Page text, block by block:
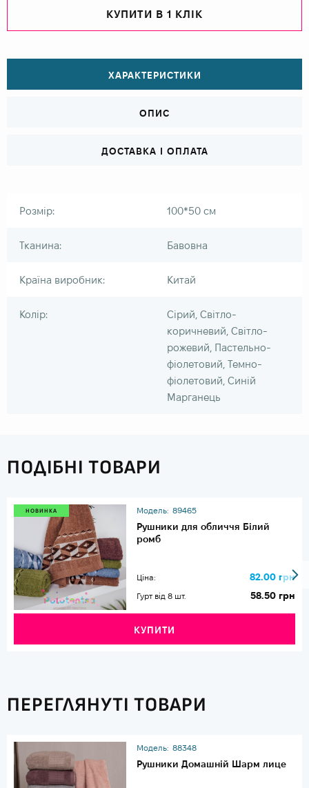
КУПИТИ В 1 КЛІК
ХАРАКТЕРИСТИКИ
ОПИС
ДОСТАВКА І ОПЛАТА
Розмір: 100*50 см
Тканина: Бавовна
Країна виробник: Китай
Колір:
Сірий, Світло-
коричневий, Світло-
рожевий, Пастельно-
фіолетовий, Темно-
фіолетовий, Синій
Марганець
ПОДІБНІ ТОВАРИ
НОВИНКА Модель: 89465
Рушники для обличчя Білий
ромб
Ціна: 82.00 грн
Гурт від 8 шт. 58.50 грн
КУПИТИ
ПЕРЕГЛЯНУТІ ТОВАРИ
Модель: 88348
Рушники Домашній Шарм лице